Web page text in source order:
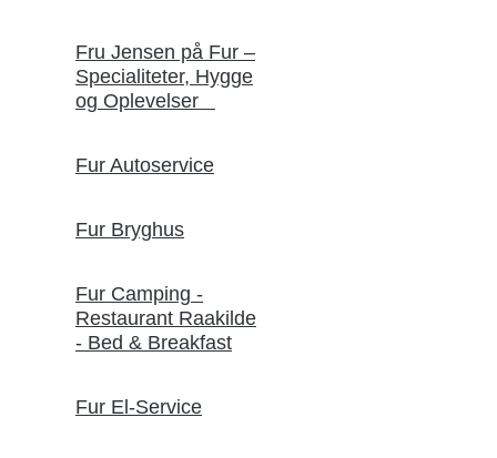
Fru Jensen på Fur –
Specialiteter, Hygge
og Oplevelser
Fur Autoservice
Fur Bryghus
Fur Camping -
Restaurant Raakilde
- Bed & Breakfast
Fur El-Service